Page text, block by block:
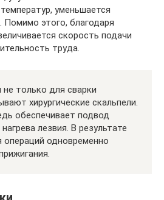
уменьшается
этого, благодаря
скорость подачи
труда.
только для сварки
хирургические скальпели.
обеспечивает подвод
лезвия. В результате
операций одновременно